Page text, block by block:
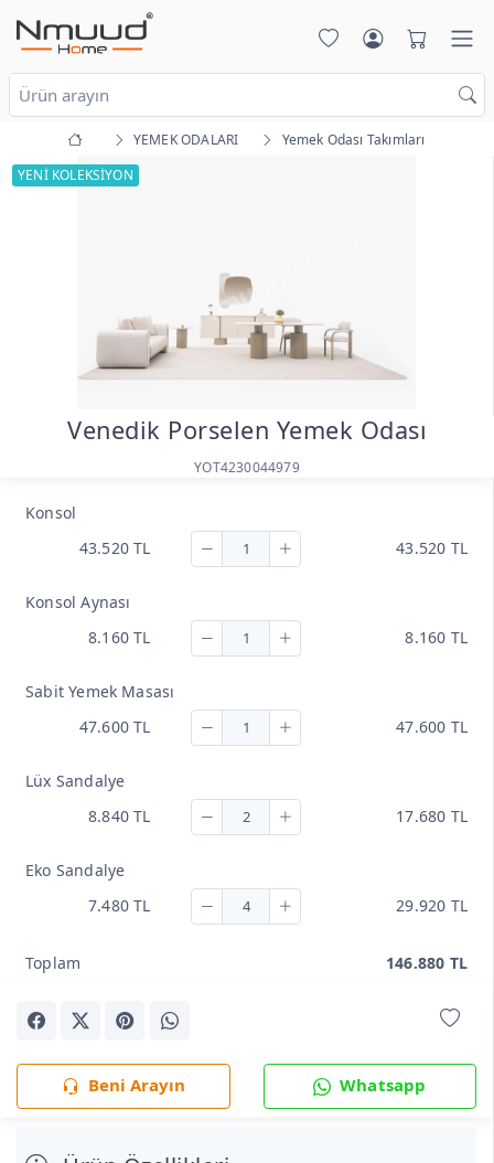
YEMEK ODALARI
Yemek Odası Takımları
YENİ KOLEKSİYON
Venedik Porselen Yemek Odası
YOT4230044979
Konsol
43.520 TL
43.520 TL
Konsol Aynası
8.160 TL
8.160 TL
Sabit Yemek Masası
47.600 TL
47.600 TL
Lüx Sandalye
8.840 TL
17.680 TL
Eko Sandalye
7.480 TL
29.920 TL
Toplam 146.880 TL
Beni Arayın Whatsapp